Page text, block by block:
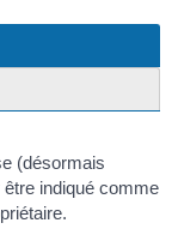
(désormais
être indiqué comme